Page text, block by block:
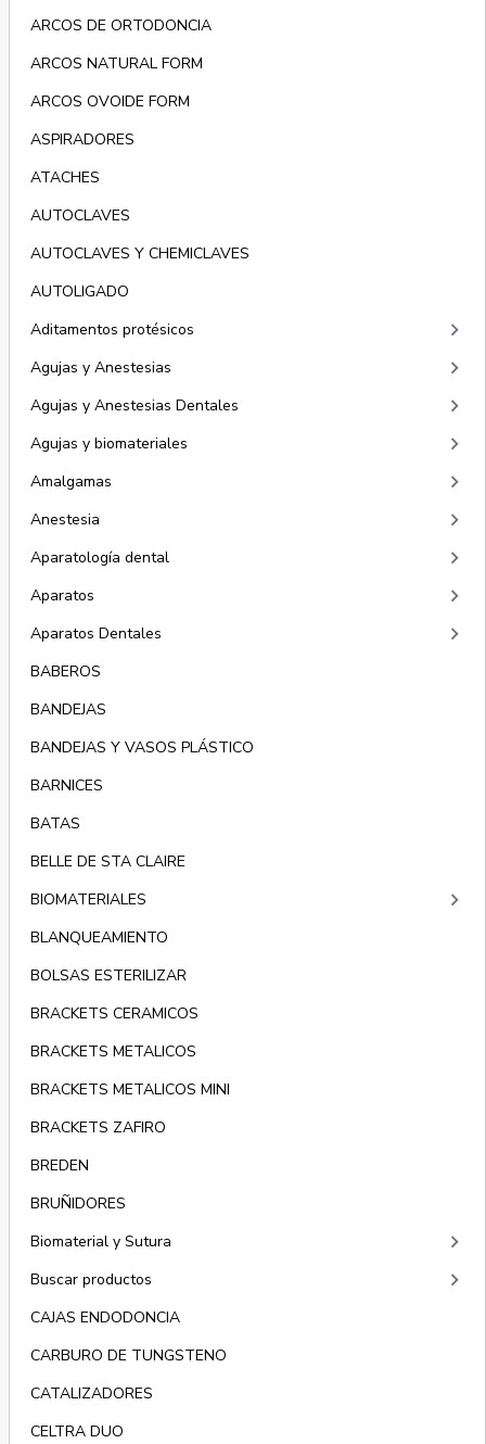
ARCOS DE ORTODONCIA
ARCOS NATURAL FORM
ARCOS OVOIDE FORM
ASPIRADORES
ATACHES
AUTOCLAVES
AUTOCLAVES Y CHEMICLAVES
AUTOLIGADO
Aditamentos protésicos
keyboard_arrow_right
Agujas y Anestesias keyboard_arrow_right
Agujas y Anestesias Dentales keyboard_arrow_right
Agujas y biomateriales keyboard_arrow_right
Amalgamas keyboard_arrow_right
Anestesia keyboard_arrow_right
Aparatología dental keyboard_arrow_right
Aparatos keyboard_arrow_right
Aparatos Dentales keyboard_arrow_right
BABEROS
BANDEJAS
BANDEJAS Y VASOS PLÁSTICO
BARNICES
BATAS
BELLE DE STA CLAIRE
BIOMATERIALES
keyboard_arrow_right
BLANQUEAMIENTO
BOLSAS ESTERILIZAR
BRACKETS CERAMICOS
BRACKETS METALICOS
BRACKETS METALICOS MINI
BRACKETS ZAFIRO
BREDEN
BRUÑIDORES
Biomaterial y Sutura
keyboard_arrow_right
Buscar productos keyboard_arrow_right
CAJAS ENDODONCIA
CARBURO DE TUNGSTENO
CATALIZADORES
CELTRA DUO